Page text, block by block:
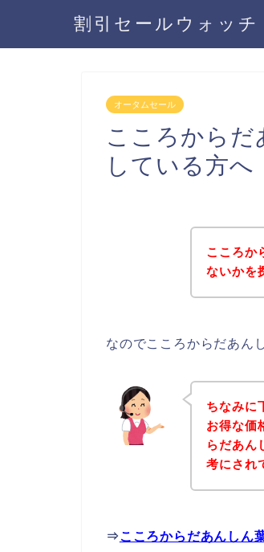
割引セールウォッチ
オータムセール
こころからだ
している方へ
こころか
ないかを
なのでこころからだあん
ちなみに
お得な価
らだあん
考にされ
⇒こころからだあんしん